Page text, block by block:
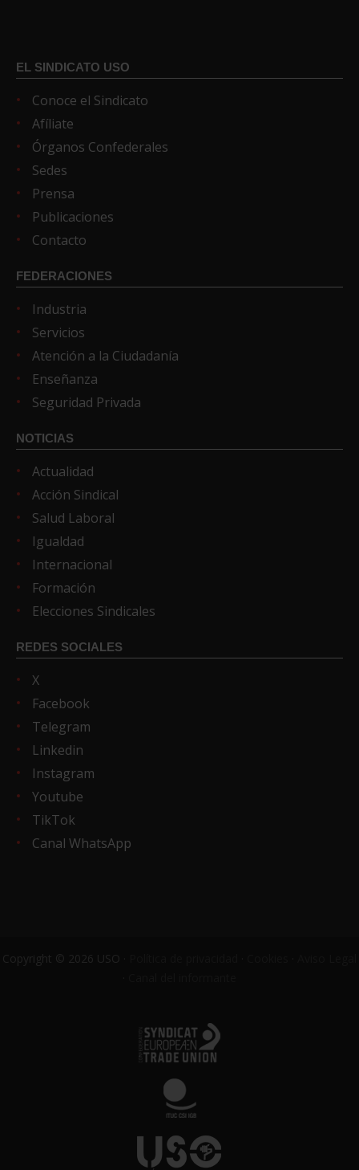
EL SINDICATO USO
Conoce el Sindicato
Afíliate
Órganos Confederales
Sedes
Prensa
Publicaciones
Contacto
FEDERACIONES
Industria
Servicios
Atención a la Ciudadanía
Enseñanza
Seguridad Privada
NOTICIAS
Actualidad
Acción Sindical
Salud Laboral
Igualdad
Internacional
Formación
Elecciones Sindicales
REDES SOCIALES
X
Facebook
Telegram
Linkedin
Instagram
Youtube
TikTok
Canal WhatsApp
Copyright © 2026 USO ·